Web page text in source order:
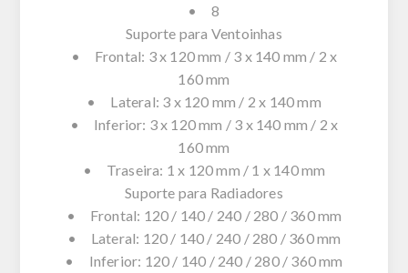
• 8
Suporte para Ventoinhas
• Frontal: 3 x 120 mm / 3 x 140 mm / 2 x
160 mm
• Lateral: 3 x 120 mm / 2 x 140 mm
• Inferior: 3 x 120 mm / 3 x 140 mm / 2 x
160 mm
• Traseira: 1 x 120 mm / 1 x 140 mm
Suporte para Radiadores
• Frontal: 120 / 140 / 240 / 280 / 360 mm
• Lateral: 120 / 140 / 240 / 280 / 360 mm
• Inferior: 120 / 140 / 240 / 280 / 360 mm